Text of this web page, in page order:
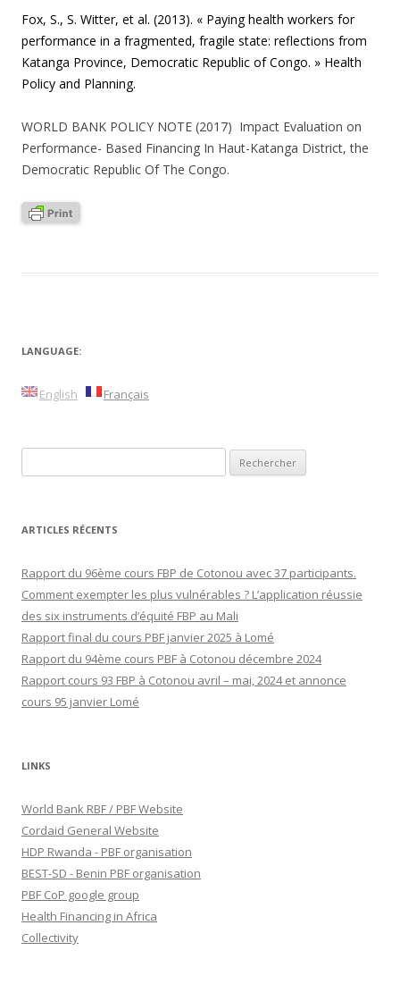
Fox, S., S. Witter, et al. (2013). « Paying health workers for
performance in a fragmented, fragile state: reflections from
Katanga Province, Democratic Republic of Congo. » Health
Policy and Planning.
WORLD BANK POLICY NOTE (2017) Impact Evaluation on
Performance- Based Financing In Haut-Katanga District, the
Democratic Republic Of The Congo.
LANGUAGE:
English Français
ARTICLES RÉCENTS
Rapport du 96ème cours FBP de Cotonou avec 37 participants.
Comment exempter les plus vulnérables ? L’application réussie
des six instruments d’équité FBP au Mali
Rapport final du cours PBF janvier 2025 à Lomé
Rapport du 94ème cours PBF à Cotonou décembre 2024
Rapport cours 93 FBP à Cotonou avril – mai, 2024 et annonce
cours 95 janvier Lomé
LINKS
World Bank RBF / PBF Website
Cordaid General Website
HDP Rwanda - PBF organisation
BEST-SD - Benin PBF organisation
PBF CoP google group
Health Financing in Africa
Collectivity